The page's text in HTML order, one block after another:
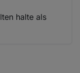
halte als